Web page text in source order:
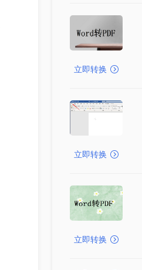
立即转换
立即转换
立即转换